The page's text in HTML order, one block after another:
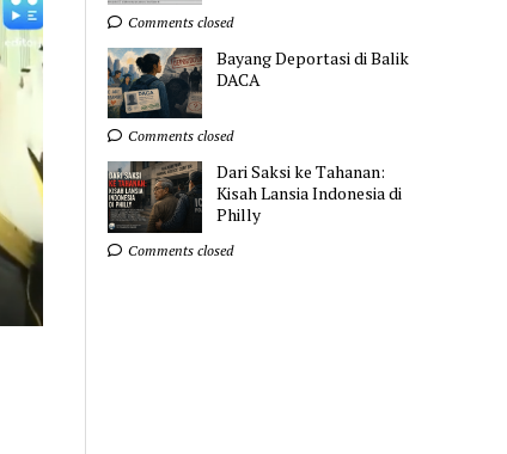
Comments closed
Bayang Deportasi di Balik
DACA
Comments closed
Dari Saksi ke Tahanan:
Kisah Lansia Indonesia di
Philly
Comments closed